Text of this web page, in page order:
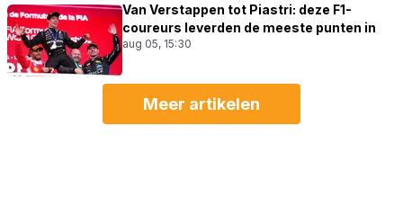
Van Verstappen tot Piastri: deze F1-
coureurs leverden de meeste punten in
aug 05, 15:30
Meer artikelen